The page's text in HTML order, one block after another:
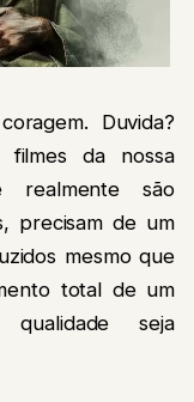
Duvida?
filmes da nossa
realmente são
precisam de um
mesmo que
total de um
seja